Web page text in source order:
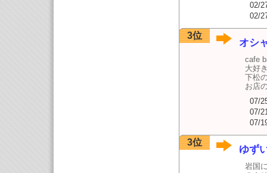
02/
02/
3位
オシ
cafe
大好
下松
お店
07/
07/
07/
3位
ゆず
岩国